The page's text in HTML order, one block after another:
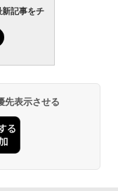
記事をチ
先表示させる